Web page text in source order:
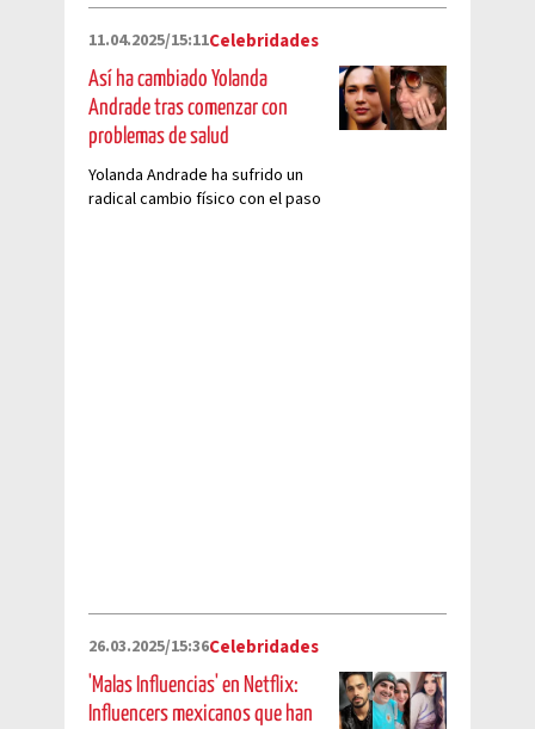
11.04.2025/15:11Celebridades
Así ha cambiado Yolanda
Andrade tras comenzar con
problemas de salud
Yolanda Andrade ha sufrido un
radical cambio físico con el paso
26.03.2025/15:36Celebridades
'Malas Influencias' en Netflix:
Influencers mexicanos que han